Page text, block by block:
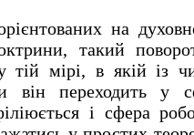
на
такий
тій мірі, в якій із
він переходить у
і сфера